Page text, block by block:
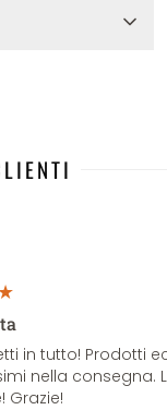
in tutto! Prodotti
nella consegna.
Grazie!